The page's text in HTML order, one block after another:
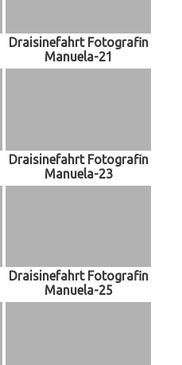
Draisinefahrt Fotografin
Manuela-21
Draisinefahrt Fotografin
Manuela-23
Draisinefahrt Fotografin
Manuela-25